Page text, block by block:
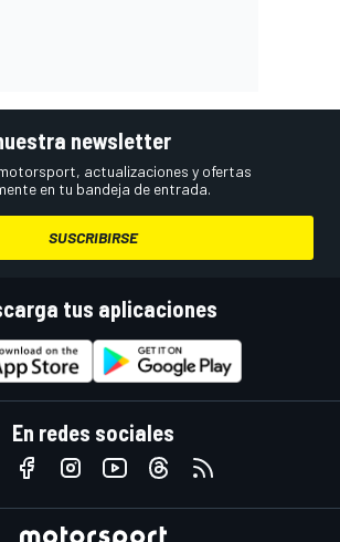
newsletter
actualizaciones y ofertas
en tu bandeja de entrada.
SUSCRIBIRSE
tus aplicaciones
En redes sociales